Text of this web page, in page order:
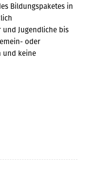
Bildungspaketes in
Jugendliche bis
oder
und keine